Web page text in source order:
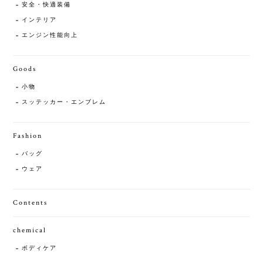
安全・快適装備
インテリア
エンジン性能向上
Goods
小物
スッテッカー・エンブレム
Fashion
バッグ
ウェア
Contents
chemical
ボディケア